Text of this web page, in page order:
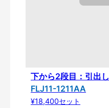
下から2段目：引出し
FLJ11-1211AA
¥18,400セット